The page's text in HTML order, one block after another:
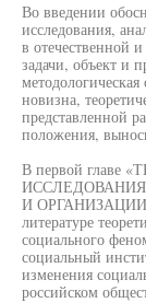
Во введении
исследования,
в отечественной
задачи, объект и
новизна,
представленной
положения,
В первой
И ОРГАНИЗАЦИИ»
литературе
социального
социальный
изменения
российском